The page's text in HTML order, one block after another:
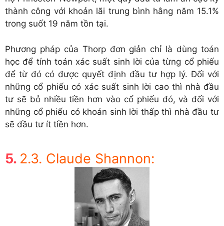
thành công với khoản lãi trung bình hằng năm 15.1%
trong suốt 19 năm tồn tại.
Phương pháp của Thorp đơn giản chỉ là dùng toán
học để tính toán xác suất sinh lời của từng cổ phiếu
để từ đó có được quyết định đầu tư hợp lý. Đối với
những cổ phiếu có xác suất sinh lời cao thì nhà đầu
tư sẽ bỏ nhiều tiền hơn vào cổ phiếu đó, và đối với
những cổ phiếu có khoản sinh lời thấp thì nhà đầu tư
sẽ đầu tư ít tiền hơn.
2.3. Claude Shannon: